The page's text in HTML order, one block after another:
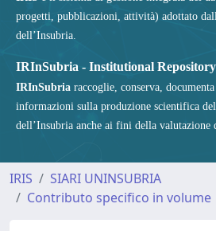
progetti, pubblicazioni, attività) adottato
dell’Insubria.
IRInSubria - Institutional
IRInSubria raccoglie, conserva,
informazioni sulla produzione scientifica
dell’Insubria anche ai fini della valutazione
IRIS
SIARI UNINSUBRIA
Contributo specifico in volume